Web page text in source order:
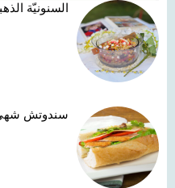
السنونيّة
سندوتش